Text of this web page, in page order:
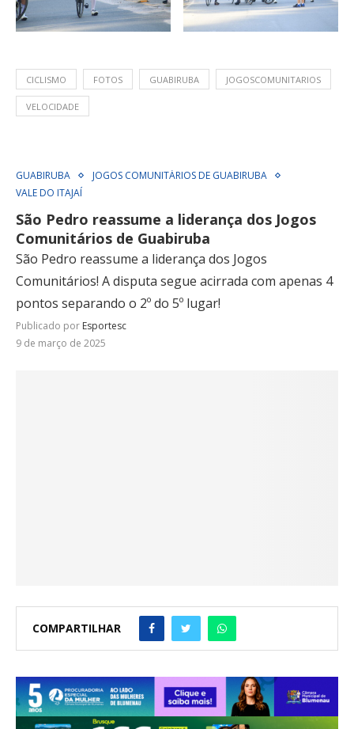
CICLISMO FOTOS GUABIRUBA JOGOSCOMUNITARIOS
VELOCIDADE
GUABIRUBA
JOGOS COMUNITÁRIOS DE GUABIRUBA
VALE DO ITAJAÍ
São Pedro reassume a liderança dos Jogos
Comunitários de Guabiruba
São Pedro reassume a liderança dos Jogos
Comunitários! A disputa segue acirrada com apenas 4
pontos separando o 2º do 5º lugar!
Publicado por Esportesc
9 de março de 2025
COMPARTILHAR